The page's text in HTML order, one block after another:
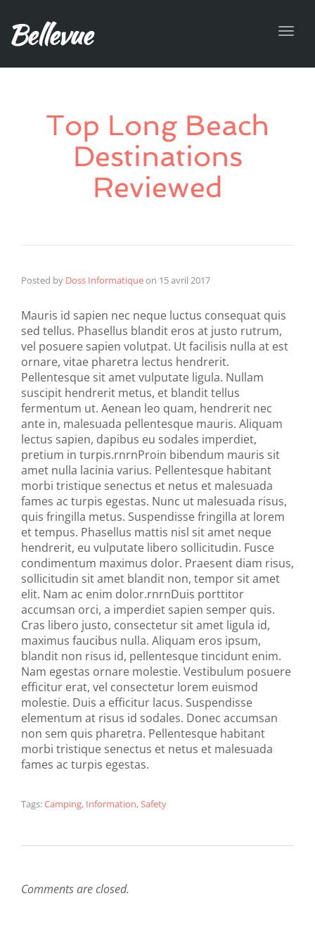
Top Long Beach
Destinations
Reviewed
Posted by Doss Informatiqueon 15 avril 2017
Mauris id sapien nec neque luctus consequat quis
sed tellus. Phasellus blandit eros at justo rutrum,
vel posuere sapien volutpat. Ut facilisis nulla at est
ornare, vitae pharetra lectus hendrerit.
Pellentesque sit amet vulputate ligula. Nullam
suscipit hendrerit metus, et blandit tellus
fermentum ut. Aenean leo quam, hendrerit nec
ante in, malesuada pellentesque mauris. Aliquam
lectus sapien, dapibus eu sodales imperdiet,
pretium in turpis.rnrnProin bibendum mauris sit
amet nulla lacinia varius. Pellentesque habitant
morbi tristique senectus et netus et malesuada
fames ac turpis egestas. Nunc ut malesuada risus,
quis fringilla metus. Suspendisse fringilla at lorem
et tempus. Phasellus mattis nisl sit amet neque
hendrerit, eu vulputate libero sollicitudin. Fusce
condimentum maximus dolor. Praesent diam risus,
sollicitudin sit amet blandit non, tempor sit amet
elit. Nam ac enim dolor.rnrnDuis porttitor
accumsan orci, a imperdiet sapien semper quis.
Cras libero justo, consectetur sit amet ligula id,
maximus faucibus nulla. Aliquam eros ipsum,
blandit non risus id, pellentesque tincidunt enim.
Nam egestas ornare molestie. Vestibulum posuere
efficitur erat, vel consectetur lorem euismod
molestie. Duis a efficitur lacus. Suspendisse
elementum at risus id sodales. Donec accumsan
non sem quis pharetra. Pellentesque habitant
morbi tristique senectus et netus et malesuada
fames ac turpis egestas.
Tags:Camping, Information,Safety
Comments are closed.